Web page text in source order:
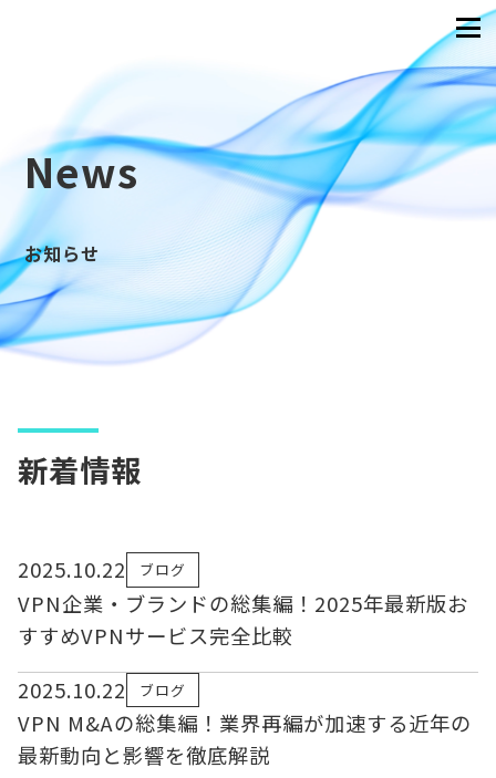
News
お知らせ
新着情報
2025.10.22 ブログ
VPN企業・ブランドの総集編！2025年最新版お
すすめVPNサービス完全比較
2025.10.22
ブログ
VPN M&Aの総集編！業界再編が加速する近年の
最新動向と影響を徹底解説